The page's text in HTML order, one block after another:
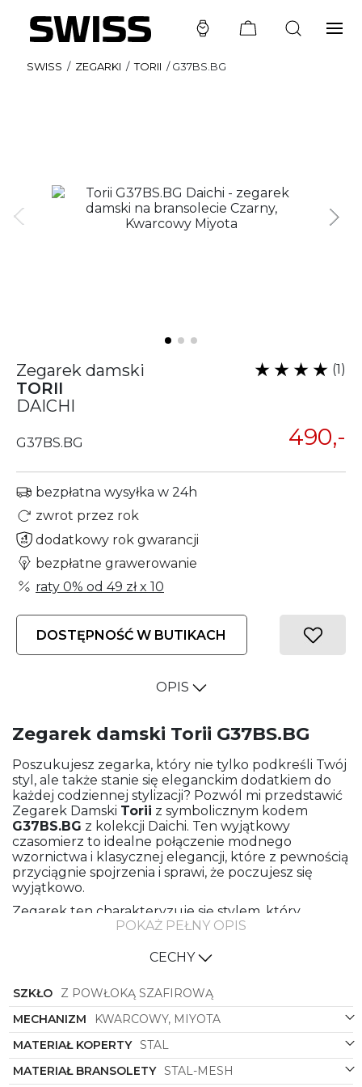
SWISS / ZEGARKI / TORII /G37BS.BG
Zegarek damski
TORII
DAICHI
(1)
G37BS.BG 490,-
bezpłatna wysyłka w 24h
zwrot przez rok
dodatkowy rok gwarancji
bezpłatne grawerowanie
raty 0% od 49 złx 10
DOSTĘPNOŚĆ W BUTIKACH
OPIS
Zegarek damski Torii G37BS.BG
Poszukujesz zegarka, który nie tylko podkreśli Twój
styl, ale także stanie się eleganckim dodatkiem do
każdej codziennej stylizacji? Pozwól mi przedstawić
Zegarek Damski Torii z symbolicznym kodem
G37BS.BG z kolekcji Daichi. Ten wyjątkowy
czasomierz to idealne połączenie modnego
wzornictwa i klasycznej elegancji, które z pewnością
przyciągnie spojrzenia i sprawi, że poczujesz się
wyjątkowo.
Zegarek ten charakteryzuje się stylem, który
doskonale łączy w sobie elementy mody z subtelną
jak i bardziej formalnych outfitów, co sprawia, że
akcesoriów. Wykonany z najwyższej jakości
materiałów, ten zegarek nie tylko prezentuje się
doskonale, ale także zapewnia trwałość i solidność
na lata.
Koperta zegarka oraz bransoleta wykonane są z
wytrzymałej stali, co nadaje mu solidną konstrukcję i
POKAŻ PEŁNY OPIS
CECHY
SZKŁO
Z POWŁOKĄ SZAFIROWĄ
MECHANIZM
KWARCOWY, MIYOTA
MATERIAŁ KOPERTY STAL
MATERIAŁ BRANSOLETY STAL-MESH